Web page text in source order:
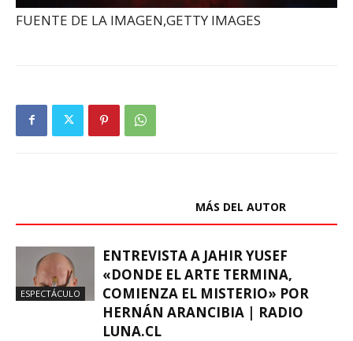
FUENTE DE LA IMAGEN,GETTY IMAGES
MÁS DEL AUTOR
ESPECTÁCULO
ENTREVISTA A JAHIR YUSEF
«DONDE EL ARTE TERMINA,
COMIENZA EL MISTERIO» POR
HERNÁN ARANCIBIA | RADIO
LUNA.CL